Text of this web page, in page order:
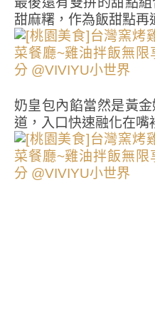
甜麻糬，作為飯甜點再
奶皇包內餡當然是黃
道，入口快速融化在嘴